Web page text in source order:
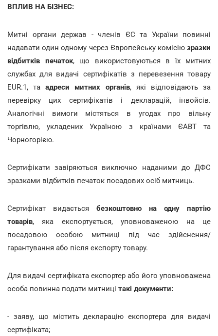
ВПЛИВ НА БІЗНЕС:
Митні органи держав - членів ЄС та України повинні
надавати один одному через Європейську комісію зразки
відбитків печаток, що використовуються в їх митних
службах для видачі сертифікатів з перевезення товару
EUR.1, та адреси митних органів, які відповідають за
перевірку цих сертифікатів і декларацій, інвойсів.
Аналогічні вимоги містяться в угодах про вільну
торгівлю, укладених Україною з країнами ЄАВТ та
Чорногорією.
Сертифікати завіряються виключно наданими до ДФС
зразками відбитків печаток посадових осіб митниць.
Сертифікат видається безкоштовно на одну партію
товарів, яка експортується, уповноваженою на це
посадовою особою митниці під час здійснення/
гарантування або після експорту товару.
Для видачі сертифіката експортер або його уповноважена
особа повинна подати митниці такі документи:
- заяву, що містить декларацію експортера для видачі
сертифіката;